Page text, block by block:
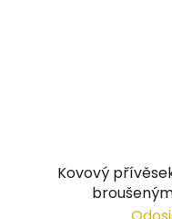
Kovový